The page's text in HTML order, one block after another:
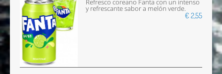
Refresco coreano Fanta con un intenso
y refrescante sabor a melón verde.
€ 2,55